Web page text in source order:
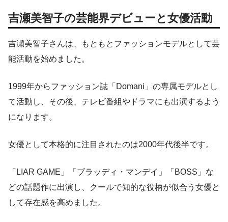
吉瀬美智子の芸能界デビューと女優活動
吉瀬美智子さんは、もともとファッションモデルとして芸
能活動を始めました。
1999年からファッション誌「Domani」の専属モデルとし
て活動し、その後、テレビ番組やドラマにも出演するよう
になります。
女優として本格的に注目されたのは2000年代後半です。
「LIAR GAME」「ブラッディ・マンデイ」「BOSS」な
どの話題作に出演し、クールで知的な役柄が似合う女優と
して存在感を高めました。